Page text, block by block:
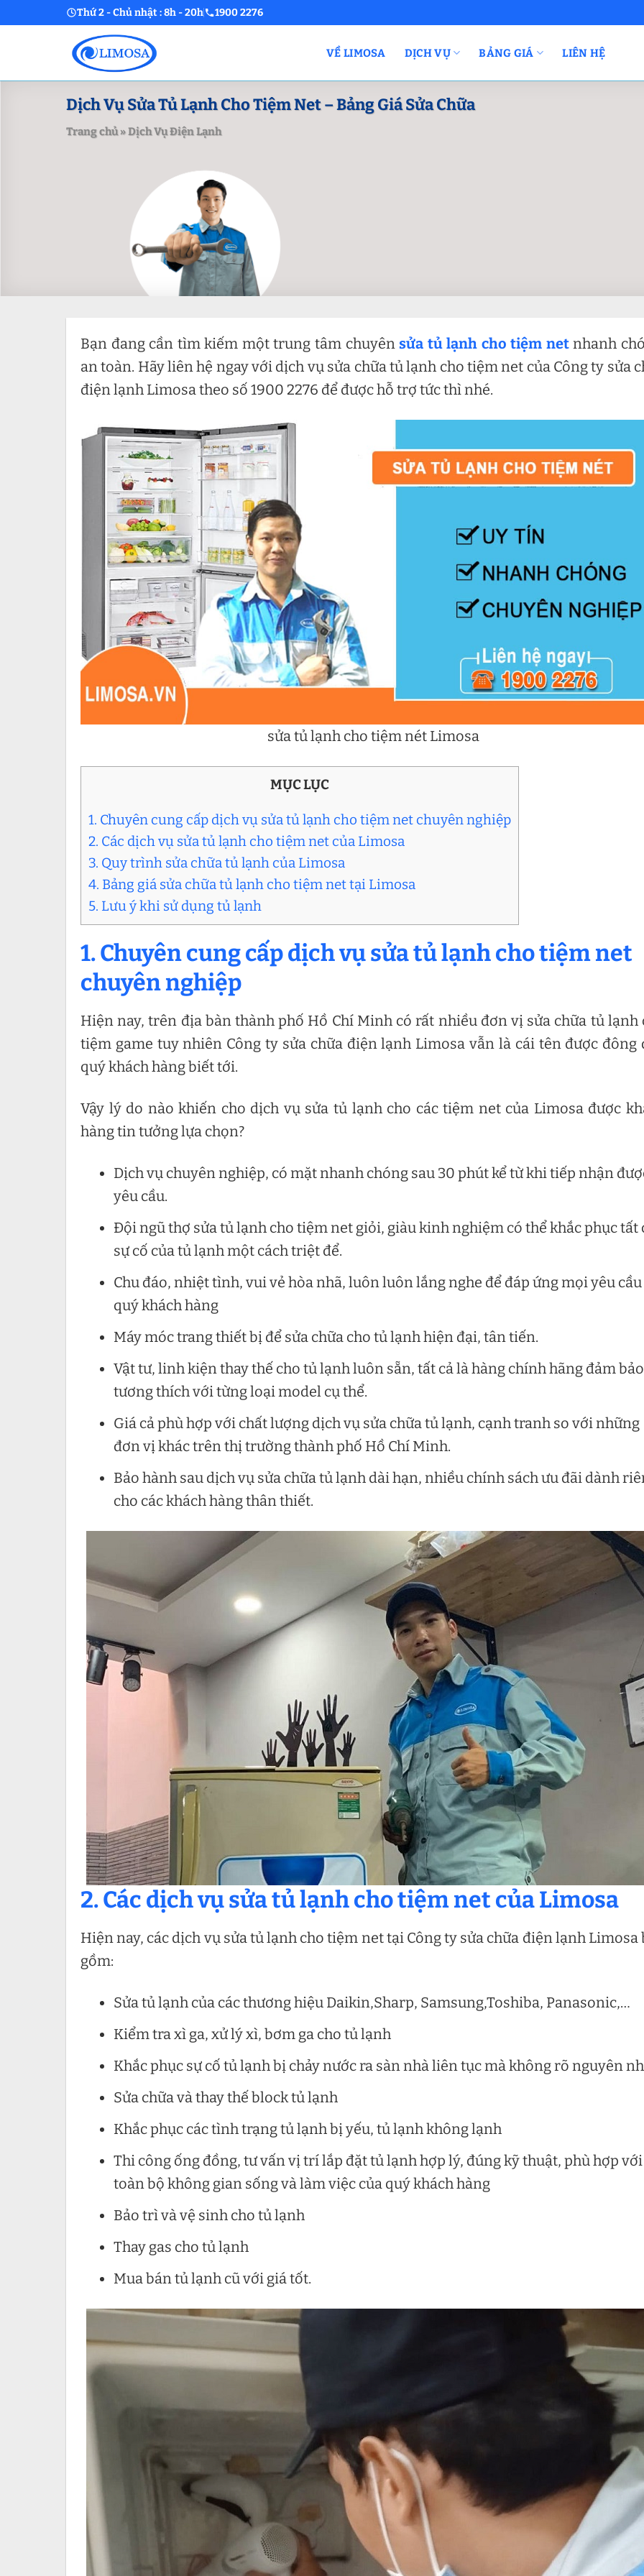
to
Thứ 2 - Chủ nhật : 8h - 20h 1900 2276
VỀ LIMOSA DỊCH VỤ BẢNG GIÁ LIÊN HỆ
Dịch Vụ Sửa Tủ Lạnh Cho Tiệm Net – Bảng Giá Sửa Chữa
Trang chủ»Dịch Vụ Điện Lạnh
Bạn đang cần tìm kiếm một trung tâm chuyênsửa tủ lạnh cho tiệm net nhanh
an toàn. Hãy liên hệ ngay với dịch vụ sửa chữa tủ lạnh cho tiệm net của Công ty sửa
điện lạnh Limosa theo số 1900 2276 để được hỗ trợ tức thì nhé.
sửa tủ lạnh cho tiệm nét Limosa
MỤC LỤC
1. Chuyên cung cấp dịch vụ sửa tủ lạnh cho tiệm net chuyên nghiệp
2. Các dịch vụ sửa tủ lạnh cho tiệm net của Limosa
3. Quy trình sửa chữa tủ lạnh của Limosa
4. Bảng giá sửa chữa tủ lạnh cho tiệm net tại Limosa
5. Lưu ý khi sử dụng tủ lạnh
1. Chuyên cung cấp dịch vụ sửa tủ lạnh cho tiệm net
chuyên nghiệp
Hiện nay, trên địa bàn thành phố Hồ Chí Minh có rất nhiều đơn vị sửa chữa tủ lạnh
tiệm game tuy nhiên Công ty sửa chữa điện lạnh Limosa vẫn là cái tên được đông
quý khách hàng biết tới.
Vậy lý do nào khiến cho dịch vụ sửa tủ lạnh cho các tiệm net của Limosa được
hàng tin tưởng lựa chọn?
Dịch vụ chuyên nghiệp, có mặt nhanh chóng sau 30 phút kể từ khi tiếp nhận
yêu cầu.
Đội ngũ thợ sửa tủ lạnh cho tiệm net giỏi, giàu kinh nghiệm có thể khắc phục tất
sự cố của tủ lạnh một cách triệt để.
Chu đáo, nhiệt tình, vui vẻ hòa nhã, luôn luôn lắng nghe để đáp ứng mọi yêu
quý khách hàng
Máy móc trang thiết bị để sửa chữa cho tủ lạnh hiện đại, tân tiến.
Vật tư, linh kiện thay thế cho tủ lạnh luôn sẵn, tất cả là hàng chính hãng đảm bảo
tương thích với từng loại model cụ thể.
Giá cả phù hợp với chất lượng dịch vụ sửa chữa tủ lạnh, cạnh tranh so với những
đơn vị khác trên thị trường thành phố Hồ Chí Minh.
Bảo hành sau dịch vụ sửa chữa tủ lạnh dài hạn, nhiều chính sách ưu đãi dành
cho các khách hàng thân thiết.
2. Các dịch vụ sửa tủ lạnh cho tiệm net của Limosa
Hiện nay, các dịch vụ sửa tủ lạnh cho tiệm net tại Công ty sửa chữa điện lạnh Limosa
gồm:
Sửa tủ lạnh của các thương hiệu Daikin,Sharp, Samsung,Toshiba, Panasonic,…
Kiểm tra xì ga, xử lý xì, bơm ga cho tủ lạnh
Khắc phục sự cố tủ lạnh bị chảy nước ra sàn nhà liên tục mà không rõ nguyên
Sửa chữa và thay thế block tủ lạnh
Khắc phục các tình trạng tủ lạnh bị yếu, tủ lạnh không lạnh
Thi công ống đồng, tư vấn vị trí lắp đặt tủ lạnh hợp lý, đúng kỹ thuật, phù hợp với
toàn bộ không gian sống và làm việc của quý khách hàng
Bảo trì và vệ sinh cho tủ lạnh
Thay gas cho tủ lạnh
Mua bán tủ lạnh cũ với giá tốt.